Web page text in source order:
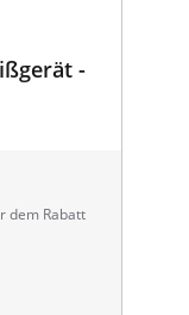
-
dem Rabatt